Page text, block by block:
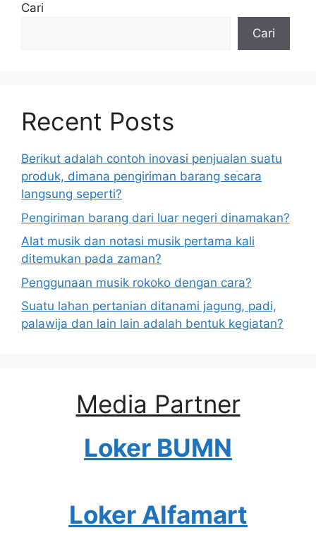
Cari
Cari
Recent Posts
Berikut adalah contoh inovasi penjualan suatu
produk, dimana pengiriman barang secara
langsung seperti?
Pengiriman barang dari luar negeri dinamakan?
Alat musik dan notasi musik pertama kali
ditemukan pada zaman?
Penggunaan musik rokoko dengan cara?
Suatu lahan pertanian ditanami jagung, padi,
palawija dan lain lain adalah bentuk kegiatan?
Media Partner
Loker BUMN
Loker Alfamart